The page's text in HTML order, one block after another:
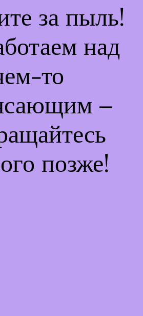
за пыль!
над
то
–
позже!